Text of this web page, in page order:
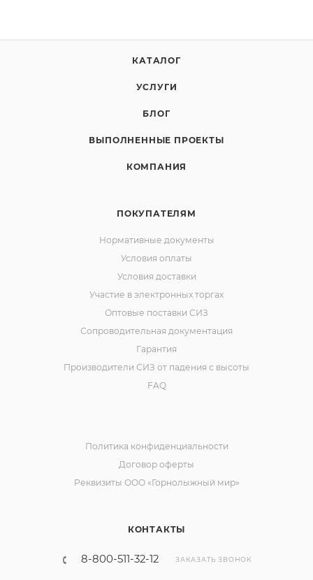
КАТАЛОГ
УСЛУГИ
БЛОГ
ВЫПОЛНЕННЫЕ ПРОЕКТЫ
КОМПАНИЯ
ПОКУПАТЕЛЯМ
Нормативные документы
Условия оплаты
Условия доставки
Участие в электронных торгах
Оптовые поставки СИЗ
Сопроводительная документация
Гарантия
Производители СИЗ от падения с высоты
FAQ
КОНТАКТЫ
8-800-511-32-12 ЗАКАЗАТЬ ЗВОНОК
Политика конфиденциальности
Договор оферты
Реквизиты ООО «Горнолыжный мир»